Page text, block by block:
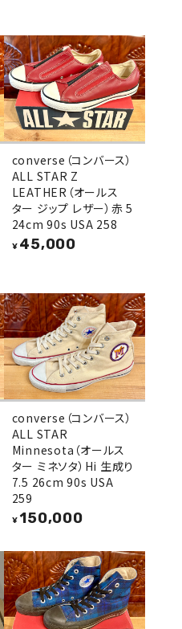
converse（コンバース）
ALL STAR Z
LEATHER（オールス
ター ジップ レザー）赤 5
24cm 90s USA 258
¥ 45,000
converse（コンバース）
ALL STAR
Minnesota（オールス
ター ミネソタ）Hi 生成り
7.5 26cm 90s USA
259
¥ 150,000